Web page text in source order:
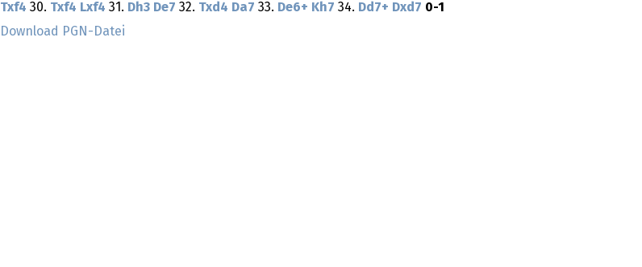
Txf4 30. Txf4 Lxf4 31. Dh3 De7 32. Txd4 Da7 33. De6+ Kh7 34. Dd7+ Dxd7 0-1
Download PGN-Datei